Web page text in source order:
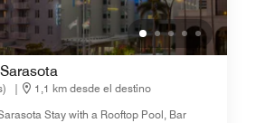
|
1,1 km desde el destino
Stay with a Rooftop Pool, Bar